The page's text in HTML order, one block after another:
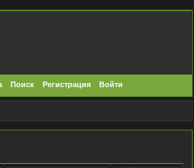
Поиск Регистрация Войти